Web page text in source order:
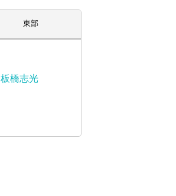
東部
板橋志光